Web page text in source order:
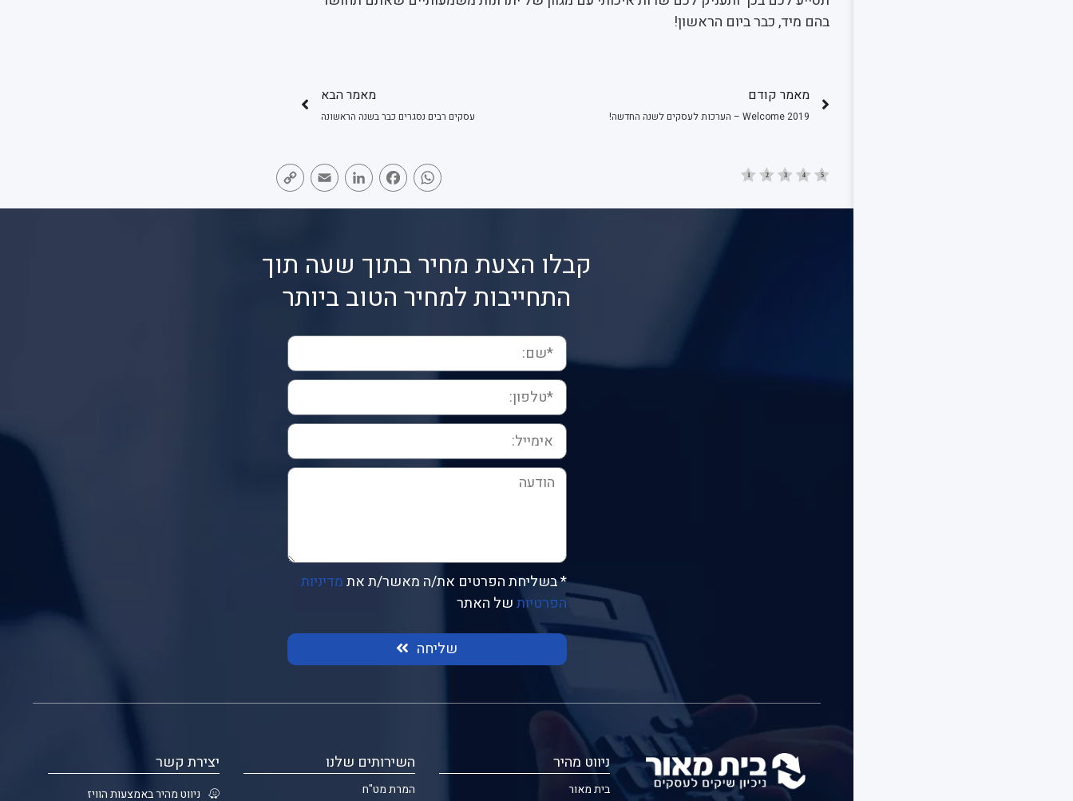
בהם מיד, כבר ביום הראשון!
מאמר קודם
Welcome 2019 – הערכות לעסקים לשנה החדשה!
מאמר הבא
עסקים רבים נסגרים כבר בשנה הראשונה
WhatsApp
Facebook
LinkedIn
Email
קבלו הצעת מחיר בתוך שעה תוך
התחייבות למחיר הטוב ביותר
* בשליחת הפרטים את/ה מאשר/ת אתמדיניות
הפרטיותשל האתר
שליחה
ניווט מהיר
בית מאור
השירותים שלנו
המרת מט"ח
יצירת קשר
ניווט מהיר באמצעות הוויז